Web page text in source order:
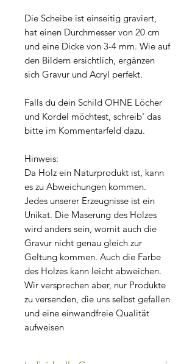
Die Scheibe ist einseitig graviert,
hat einen Durchmesser von 20 cm
und eine Dicke von 3-4 mm. Wie auf
den Bildern ersichtlich, ergänzen
sich Gravur und Acryl perfekt.
Falls du dein Schild OHNE Löcher
und Kordel möchtest, schreib' das
bitte im Kommentarfeld dazu.
Hinweis:
Da Holz ein Naturprodukt ist, kann
es zu Abweichungen kommen.
Jedes unserer Erzeugnisse ist ein
Unikat. Die Maserung des Holzes
wird anders sein, womit auch die
Gravur nicht genau gleich zur
Geltung kommen. Auch die Farbe
des Holzes kann leicht abweichen.
Wir versprechen aber, nur Produkte
zu versenden, die uns selbst gefallen
und eine einwandfreie Qualität
aufweisen